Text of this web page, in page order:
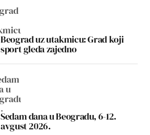
Beograd uz utakmicu: Grad koji
sport gleda zajedno
Sedam dana u Beogradu, 6-12.
avgust 2026.